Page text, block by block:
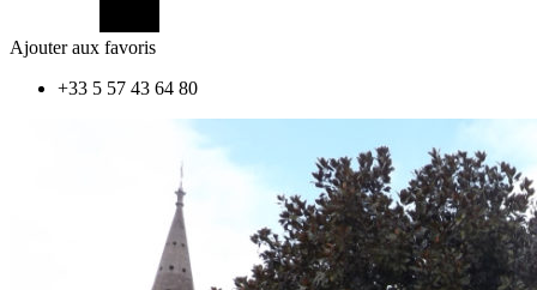
Ajouter aux favoris
+33 5 57 43 64 80